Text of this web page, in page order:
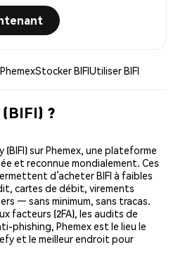
Stocker BIFIUtiliser BIFI
?
sur Phemex, une plateforme
et reconnue mondialement. Ces
d’acheter BIFI à faibles
cartes de débit, virements
— sans minimum, sans tracas.
facteurs (2FA), les audits de
phishing, Phemex est le lieu le
et le meilleur endroit pour